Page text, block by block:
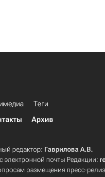
Теги
Архив
редактор: Гаврилова А.В.
электронной почты Редакции:
размещения пресс-